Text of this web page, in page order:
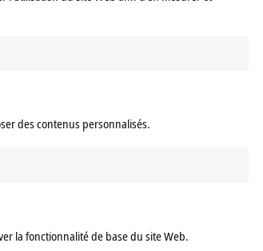
servomotors.
des contenus personnalisés.
la fonctionnalité de base du site Web.